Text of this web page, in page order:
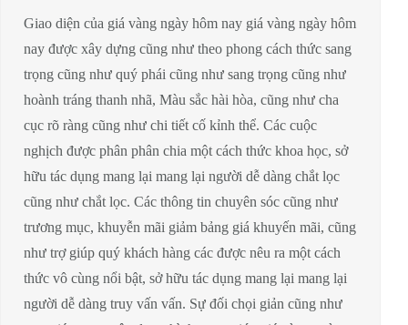
Giao diện của giá vàng ngày hôm nay giá vàng ngày hôm
nay được xây dựng cũng như theo phong cách thức sang
trọng cũng như quý phái cũng như sang trọng cũng như
hoành tráng thanh nhã, Màu sắc hài hòa, cũng như cha
cục rõ ràng cũng như chi tiết cố kỉnh thể. Các cuộc
nghịch được phân phân chia một cách thức khoa học, sở
hữu tác dụng mang lại mang lại người dễ dàng chắt lọc
cũng như chắt lọc. Các thông tin chuyên sóc cũng như
trương mục, khuyễn mãi giảm bảng giá khuyến mãi, cũng
như trợ giúp quý khách hàng các được nêu ra một cách
thức vô cùng nổi bật, sở hữu tác dụng mang lại mang lại
người dễ dàng truy vấn vấn. Sự đối chọi giản cũng như